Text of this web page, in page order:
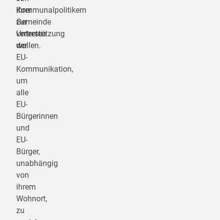
ihrer
Gemeinde
vertreten
wollen.
Kommunalpolitikern
zur
Unterstützung
der
EU-
Kommunikation,
um
alle
EU-
Bürgerinnen
und
EU-
Bürger,
unabhängig
von
ihrem
Wohnort,
zu